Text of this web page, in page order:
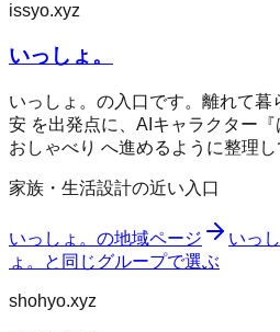
issyo.xyz
いっしょ。
いっしょ。の入口です。離れて
安 を出発点に、AIキャラクター
おしゃべり へ進めるように整理
家族・生活設計の近い入口
いっしょ。 の地域ページ いっし
ょ。
と同じグループで選ぶ
shohyo.xyz